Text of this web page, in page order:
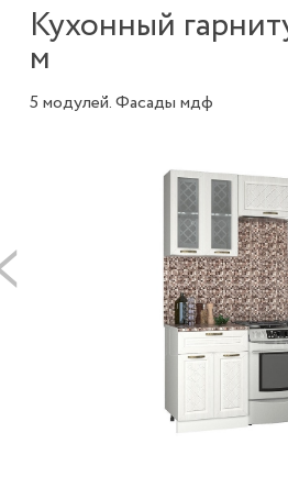
Кухонный
м
5 модулей. Фасады мдф